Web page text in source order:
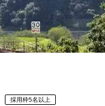
採用枠5名以上